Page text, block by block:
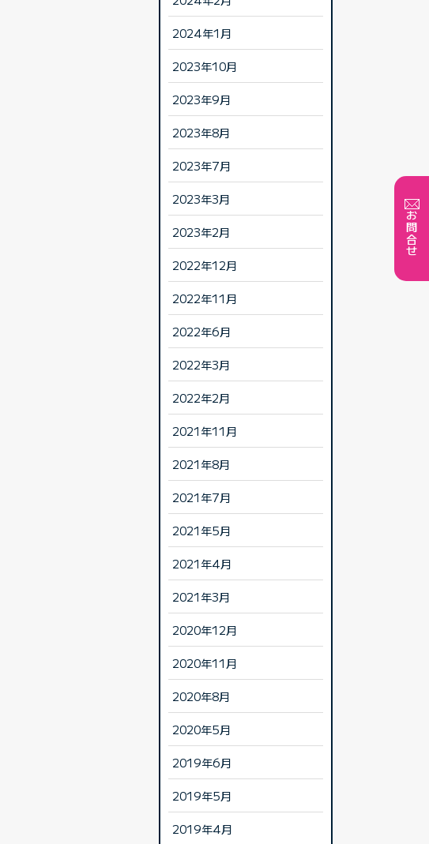
お問合せ
2024年1月
2023年10月
2023年9月
2023年8月
2023年7月
2023年3月
2023年2月
2022年12月
2022年11月
2022年6月
2022年3月
2022年2月
2021年11月
2021年8月
2021年7月
2021年5月
2021年4月
2021年3月
2020年12月
2020年11月
2020年8月
2020年5月
2019年6月
2019年5月
2019年4月